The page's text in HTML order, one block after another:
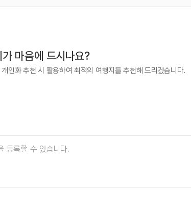
마음에 드시나요?
인화 추천 시 활용하여 최적의 여행지를 추천해 드리겠습니다.